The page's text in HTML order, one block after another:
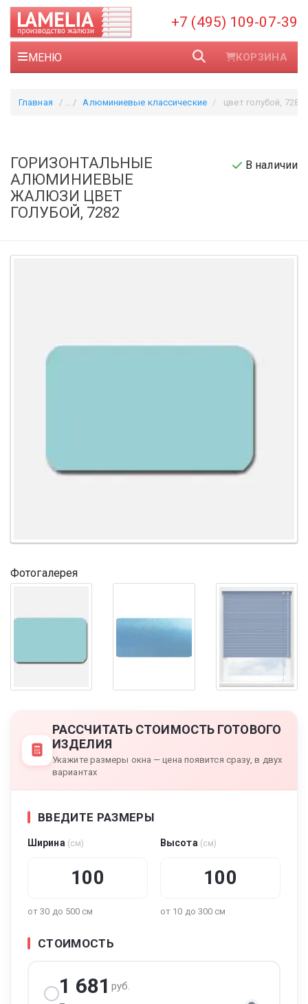
+7 (495) 109-07-39
МЕНЮ КОРЗИНА
Главная Алюминиевые классические цвет голубой, 7282
ГОРИЗОНТАЛЬНЫЕ
АЛЮМИНИЕВЫЕ
ЖАЛЮЗИ ЦВЕТ
ГОЛУБОЙ, 7282
В наличии
Фотогалерея
РАССЧИТАТЬ СТОИМОСТЬ ГОТОВОГО
ИЗДЕЛИЯ
Укажите размеры окна — цена появится сразу, в двух
вариантах
ВВЕДИТЕ РАЗМЕРЫ
Ширина (см)
от 30 до 500 см
Высота (см)
от 10 до 300 см
СТОИМОСТЬ
1 681 руб.